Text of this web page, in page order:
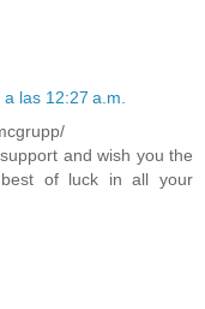
las 12:27 a.m.
and wish you the
of luck in all your